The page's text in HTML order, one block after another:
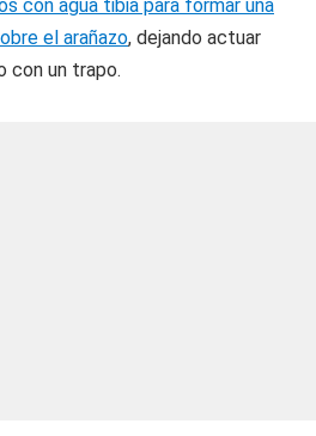
con agua tibia para formar una
el arañazo, dejando actuar
con un trapo.